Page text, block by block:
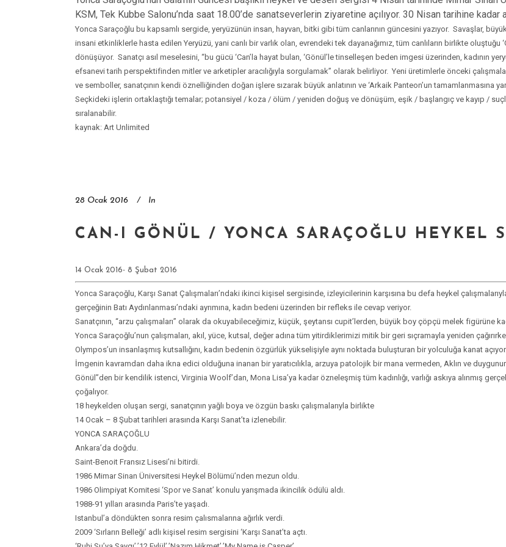
KSM, Tek Kubbe Salonu’nda saat 18.00’de sanatseverlerin ziyaretine açılıyor. 30 Nisan tarihine
Yonca Saraçoğlu bu kapsamlı sergide, yeryüzünün insan, hayvan, bitki gibi tüm canlarının güncesini yazıyor. Savaşlar,
insani etkinliklerle hasta edilen Yeryüzü, yani canlı bir varlık olan, evrendeki tek dayanağımız, tüm canlıların birlikte
dönüşüyor. Sanatçı asıl meselesini, “bu gücü ‘Can’la hayat bulan, ‘Gönül’le tinselleşen beden imgesi üzerinden, kadının
efsanevi tarih perspektifinden mitler ve arketipler aracılığıyla sorgulamak” olarak belirliyor. Yeni üretimlerle önceki
ve semboller, sanatçının kendi öznelliğinden doğan işlere sızarak büyük anlatının ve ‘Arkaik Panteon’un tamamlanmasına
Seçkideki işlerin ortaklaştığı temalar; potansiyel / koza / ölüm / yeniden doğuş ve dönüşüm, eşik / başlangıç ve kayıp /
sıralanabilir.
kaynak: Art Unlimited
28 Ocak 2016 In
CAN-I GÖNÜL / YONCA SARAÇOĞLU HEYKEL
14 Ocak 2016- 8 Şubat 2016
Yonca Saraçoğlu, Karşı Sanat Çalışmaları’ndaki ikinci kişisel sergisinde, izleyicilerinin karşısına bu defa heykel
gerçeğinin Batı Aydınlanması’ndaki ayrımına, kadın bedeni üzerinden bir refleks ile cevap veriyor.
Sanatçının, “arzu çalışmaları” olarak da okuyabileceğimiz, küçük, şeytansı cupit’lerden, büyük boy çöpçü melek
Yonca Saraçoğlu’nun çalışmaları, akıl, yüce, kutsal, değer adına tüm yitirdiklerimizi mitik bir geri sıçramayla yeniden
Olympos’un insanlaşmış kutsallığını, kadın bedenin özgürlük yükselişiyle aynı noktada buluşturan bir yolculuğa kanat
İmgenin kavramdan daha ikna edici olduğuna inanan bir yaratıcılıkla, arzuya patolojik bir mana vermeden, Aklın ve
Gönül”den bir kendilik istenci, Virginia Woolf’dan, Mona Lisa’ya kadar özneleşmiş tüm kadınlığı, varlığı askıya alınmış
çoğalıyor.
18 heykelden oluşan sergi, sanatçının yağlı boya ve özgün baskı çalışmalarıyla birlikte
14 Ocak – 8 Şubat tarihleri arasında Karşı Sanat’ta izlenebilir.
YONCA SARAÇOĞLU
Ankara’da doğdu.
Saint-Benoit Fransız Lisesi’ni bitirdi.
1986 Mimar Sinan Üniversitesi Heykel Bölümü’nden mezun oldu.
1986 Olimpiyat Komitesi ‘Spor ve Sanat’ konulu yarışmada ikincilik ödülü aldı.
1988-91 yılları arasında Paris’te yaşadı.
Istanbul’a döndükten sonra resim çalısmalarına ağırlık verdi.
2009 ‘Sırların Belleği’ adlı kişisel resim sergisini ‘Karşı Sanat’ta açtı.